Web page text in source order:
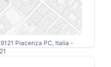
Piacenza PC, Italia -